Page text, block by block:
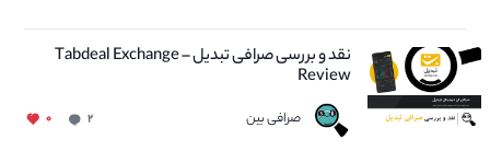
نقد و بررسی صرافی تبدیل – Tabdeal Exchange
Review
صرافی بین ۲ ۰